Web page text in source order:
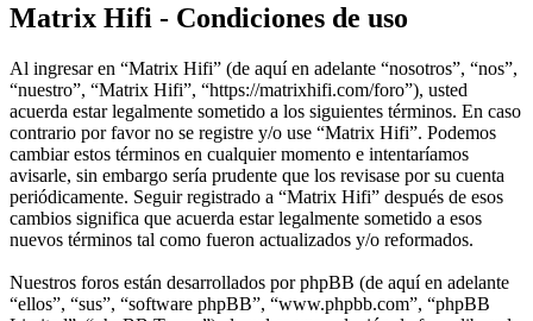
Matrix Hifi - Condiciones de uso
Al ingresar en “Matrix Hifi” (de aquí en adelante “nosotros”, “nos”,
“nuestro”, “Matrix Hifi”, “https://matrixhifi.com/foro”), usted
acuerda estar legalmente sometido a los siguientes términos. En caso
contrario por favor no se registre y/o use “Matrix Hifi”. Podemos
cambiar estos términos en cualquier momento e intentaríamos
avisarle, sin embargo sería prudente que los revisase por su cuenta
periódicamente. Seguir registrado a “Matrix Hifi” después de esos
cambios significa que acuerda estar legalmente sometido a esos
nuevos términos tal como fueron actualizados y/o reformados.
Nuestros foros están desarrollados por phpBB (de aquí en adelante
“ellos”, “sus”, “software phpBB”, “www.phpbb.com”, “phpBB